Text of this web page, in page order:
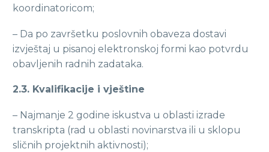
koordinatoricom;
– Da po završetku poslovnih obaveza dostavi
izvještaj u pisanoj elektronskoj formi kao potvrdu
obavljenih radnih zadataka.
2.3. Kvalifikacije i vještine
– Najmanje 2 godine iskustva u oblasti izrade
transkripta (rad u oblasti novinarstva ili u sklopu
sličnih projektnih aktivnosti);